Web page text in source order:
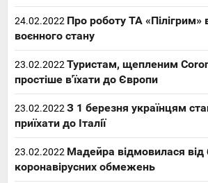
24.02.2022 Про роботу ТА «Пілігрим»
воєнного стану
23.02.2022 Туристам, щепленим
простіше в'їхати до Європи
23.02.2022 З 1 березня українцям
приїхати до Італії
23.02.2022 Мадейра відмовилася від
коронавірусних обмежень